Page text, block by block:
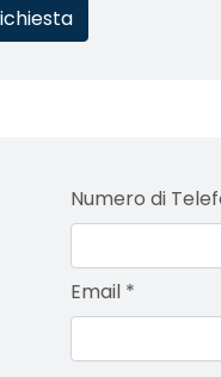
Numero di
Email *